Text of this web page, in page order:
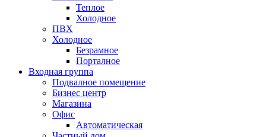
Теплое
Холодное
ПВХ
Холодное
Безрамное
Порталное
Входная группа
Подвалное помещение
Бизнес центр
Магазина
Офис
Автоматическая